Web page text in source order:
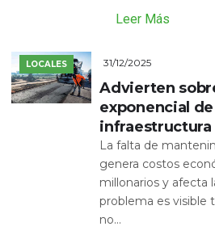
Leer Más
LOCALES 31/12/2025
Advierten
exponencial
infraestructura
La falta de
genera costos
millonarios y afecta
problema es visible
no...